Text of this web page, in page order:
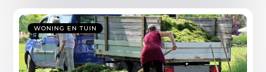
WONING EN TUIN